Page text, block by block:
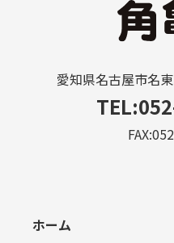
愛知県名古屋市名
ホーム